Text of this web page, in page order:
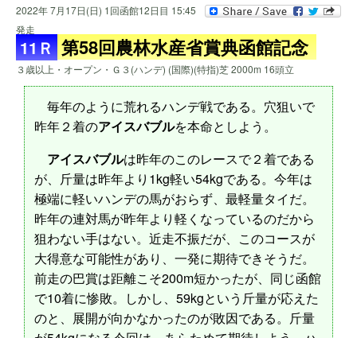
2022年 7月17日(日) 1回函館12日目 15:45
発走
11Ｒ 第58回農林水産省賞典函館記念
３歳以上・オープン・Ｇ３(ハンデ) (国際)(特指)芝 2000m 16頭立
毎年のように荒れるハンデ戦である。穴狙いで
昨年２着のアイスバブルを本命としよう。
アイスバブルは昨年のこのレースで２着である
が、斤量は昨年より1kg軽い54kgである。今年は
極端に軽いハンデの馬がおらず、最軽量タイだ。
昨年の連対馬が昨年より軽くなっているのだから
狙わない手はない。近走不振だが、このコースが
大得意な可能性があり、一発に期待できそうだ。
前走の巴賞は距離こそ200m短かったが、同じ函館
で10着に惨敗。しかし、59kgという斤量が応えた
のと、展開が向かなかったのが敗因である。斤量